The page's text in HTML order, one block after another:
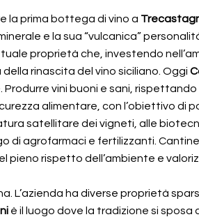
la prima bottega di vino a
e la sua “vulcanica”
proprietà che, investendo
rinascita del vino siciliano. Oggi
vini buoni e sani, rispettando
alimentare, con l’obiettivo di
satellitare dei vigneti, alle
di agrofarmaci e fertilizzanti.
rispetto dell’ambiente e
L’azienda ha diverse proprietà
è il luogo dove la tradizione si sposa